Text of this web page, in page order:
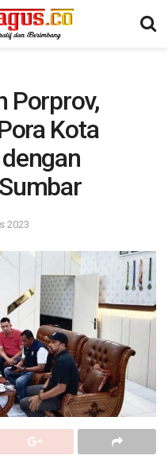
Porprov,
Kota
2023